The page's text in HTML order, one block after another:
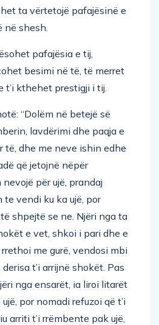
ta vërtetojë pafajësinë e
në shesh.
pafajësia e tij,
besimi në të, të merret
t’i kthehet prestigji i tij.
“Dolëm në betejë së
lavdërimi dhe paqja e
të, dhe me neve ishin edhe
që jetojnë nëpër
për ujë, prandaj
vendi ku ka ujë, por
shpejtë se ne. Njëri nga ta
e vet, shkoi i pari dhe e
me gurë, vendosi mbi
t’i arrijnë shokët. Pas
nga ensarët, ia liroi litarët
por nomadi refuzoi që t’i
arriti t’i rrëmbente pak ujë,